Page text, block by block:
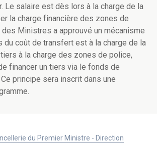
Le salaire est dès lors à la charge de la
la charge financière des zones de
Ministres a approuvé un mécanisme
du coût de transfert est à la charge de la
à la charge des zones de police,
financer un tiers via le fonds de
principe sera inscrit dans une
du Premier Ministre - Direction